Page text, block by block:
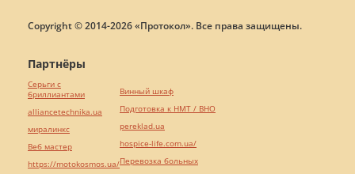
Copyright © 2014-2026 «Протокол». Все права защищены.
Партнёры
Серьги с
бриллиантами
alliancetechnika.ua
миралинкс
Веб мастер
https://motokosmos.ua/
Винный шкаф
Подготовка к НМТ / ВНО
pereklad.ua
hospice-life.com.ua/
Перевозка больных